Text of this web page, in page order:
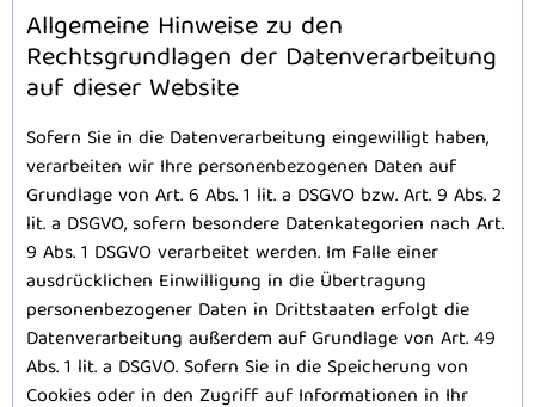
Allgemeine Hinweise zu den
Rechtsgrundlagen der Datenverarbeitung
auf dieser Website
Sofern Sie in die Datenverarbeitung eingewilligt haben,
verarbeiten wir Ihre personenbezogenen Daten auf
Grundlage von Art. 6 Abs. 1 lit. a DSGVO bzw. Art. 9 Abs. 2
lit. a DSGVO, sofern besondere Datenkategorien nach Art.
9 Abs. 1 DSGVO verarbeitet werden. Im Falle einer
ausdrücklichen Einwilligung in die Übertragung
personenbezogener Daten in Drittstaaten erfolgt die
Datenverarbeitung außerdem auf Grundlage von Art. 49
Abs. 1 lit. a DSGVO. Sofern Sie in die Speicherung von
Cookies oder in den Zugriff auf Informationen in Ihr